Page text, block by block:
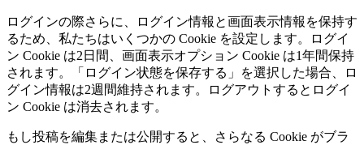
ログインの際さらに、ログイン情報と画面表示情報を保持す
るため、私たちはいくつかの Cookie を設定します。ログイ
ン Cookie は2日間、画面表示オプション Cookie は1年間保持
されます。「ログイン状態を保存する」を選択した場合、ロ
グイン情報は2週間維持されます。ログアウトするとログイ
ン Cookie は消去されます。
もし投稿を編集または公開すると、さらなる Cookie がブラ